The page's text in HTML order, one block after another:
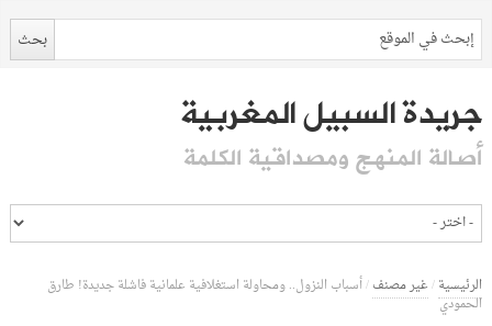
جريدة السبيل المغربية
أصالة المنهج ومصداقية الكلمة
الرئيسية/غير مصنف/أسباب النزول.. ومحاولة استغلافية علمانية فاشلة جديدة! طارق
الحمودي